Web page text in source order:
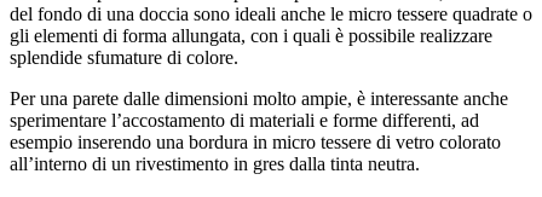
del fondo di una doccia sono ideali anche le micro tessere quadrate o
gli elementi di forma allungata, con i quali è possibile realizzare
splendide sfumature di colore.
Per una parete dalle dimensioni molto ampie, è interessante anche
sperimentare l’accostamento di materiali e forme differenti, ad
esempio inserendo una bordura in micro tessere di vetro colorato
all’interno di un rivestimento in gres dalla tinta neutra.